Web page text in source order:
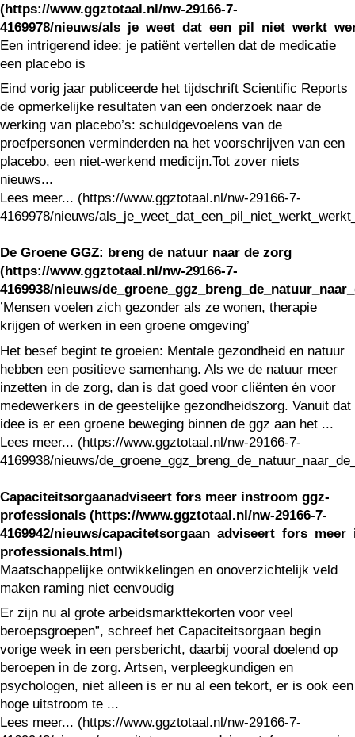
(https://www.ggztotaal.nl/nw-29166-7-
4169978/nieuws/
Een intrigerend idee: je patiënt vertellen dat de medicatie
een placebo is
Eind vorig jaar publiceerde het tijdschrift Scientific Reports
de opmerkelijke resultaten van een onderzoek naar de
werking van placebo’s: schuldgevoelens van de
proefpersonen verminderden na het voorschrijven van een
placebo, een niet-werkend medicijn.Tot zover niets
nieuws...
Lees meer... (https://www.ggztotaal.nl/nw-29166-7-
4169978/nieuws/
De Groene GGZ: breng de natuur naar de zorg
(https://www.ggztotaal.nl/nw-29166-7-
4169938/nieuws/
’Mensen voelen zich gezonder als ze wonen, therapie
krijgen of werken in een groene omgeving’
Het besef begint te groeien: Mentale gezondheid en natuur
hebben een positieve samenhang. Als we de natuur meer
inzetten in de zorg, dan is dat goed voor cliënten én voor
medewerkers in de geestelijke gezondheidszorg. Vanuit dat
idee is er een groene beweging binnen de ggz aan het ...
Lees meer... (https://www.ggztotaal.nl/nw-29166-7-
4169938/nieuws/
Capaciteitsorgaanadviseert fors meer instroom ggz-
professionals (https://www.ggztotaal.nl/nw-29166-7-
4169942/nieuws/
professionals.html)
Maatschappelijke ontwikkelingen en onoverzichtelijk veld
maken raming niet eenvoudig
Er zijn nu al grote arbeidsmarkttekorten voor veel
beroepsgroepen”, schreef het Capaciteitsorgaan begin
vorige week in een persbericht, daarbij vooral doelend op
beroepen in de zorg. Artsen, verpleegkundigen en
psychologen, niet alleen is er nu al een tekort, er is ook een
hoge uitstroom te ...
Lees meer... (https://www.ggztotaal.nl/nw-29166-7-